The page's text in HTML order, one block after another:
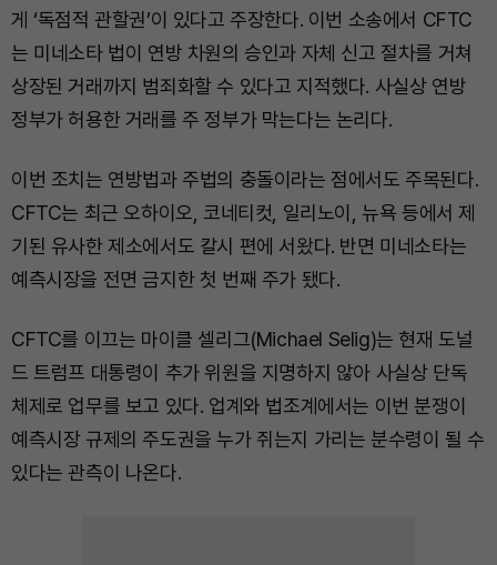
게 ‘독점적 관할권’이 있다고 주장한다. 이번 소송에서 CFTC
는 미네소타 법이 연방 차원의 승인과 자체 신고 절차를 거쳐
상장된 거래까지 범죄화할 수 있다고 지적했다. 사실상 연방
정부가 허용한 거래를 주 정부가 막는다는 논리다.
이번 조치는 연방법과 주법의 충돌이라는 점에서도 주목된다.
CFTC는 최근 오하이오, 코네티컷, 일리노이, 뉴욕 등에서 제
기된 유사한 제소에서도 칼시 편에 서왔다. 반면 미네소타는
예측시장을 전면 금지한 첫 번째 주가 됐다.
CFTC를 이끄는 마이클 셀리그(Michael Selig)는 현재 도널
드 트럼프 대통령이 추가 위원을 지명하지 않아 사실상 단독
체제로 업무를 보고 있다. 업계와 법조계에서는 이번 분쟁이
예측시장 규제의 주도권을 누가 쥐는지 가리는 분수령이 될 수
있다는 관측이 나온다.